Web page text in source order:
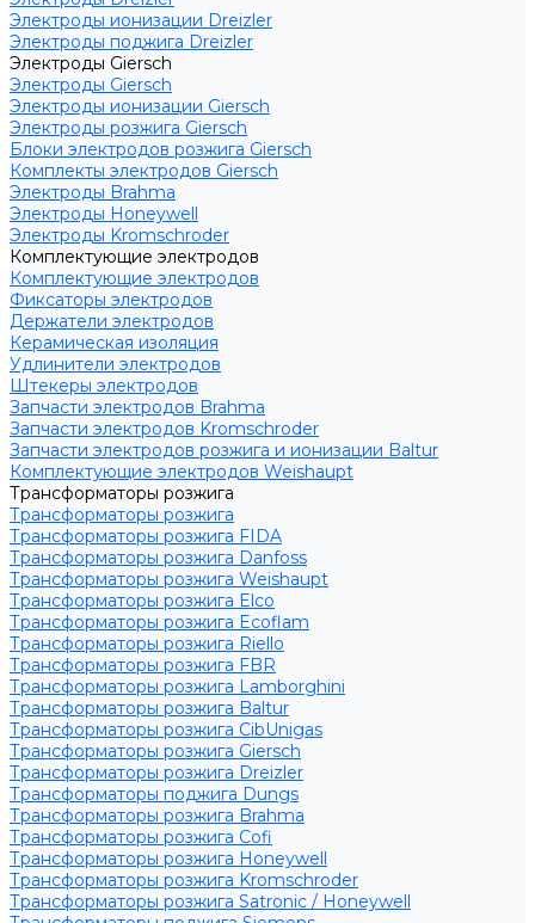
Электроды ионизации Dreizler
Электроды поджига Dreizler
Электроды Giersch
Электроды Giersch
Электроды ионизации Giersch
Электроды розжига Giersch
Блоки электродов розжига Giersch
Комплекты электродов Giersch
Электроды Brahma
Электроды Honeywell
Электроды Kromschroder
Комплектующие электродов
Комплектующие электродов
Фиксаторы электродов
Держатели электродов
Керамическая изоляция
Удлинители электродов
Штекеры электродов
Запчасти электродов Brahma
Запчасти электродов Kromschroder
Запчасти электродов розжига и ионизации Baltur
Комплектующие электродов Weishaupt
Трансформаторы розжига
Трансформаторы розжига
Трансформаторы розжига FIDA
Трансформаторы розжига Danfoss
Трансформаторы розжига Weishaupt
Трансформаторы розжига Elco
Трансформаторы розжига Ecoflam
Трансформаторы розжига Riello
Трансформаторы розжига FBR
Трансформаторы розжига Lamborghini
Трансформаторы розжига Baltur
Трансформаторы розжига CibUnigas
Трансформаторы розжига Giersch
Трансформаторы розжига Dreizler
Трансформаторы поджига Dungs
Трансформаторы розжига Brahma
Трансформаторы розжига Cofi
Трансформаторы розжига Honeywell
Трансформаторы розжига Kromschroder
Трансформаторы розжига Satronic / Honeywell